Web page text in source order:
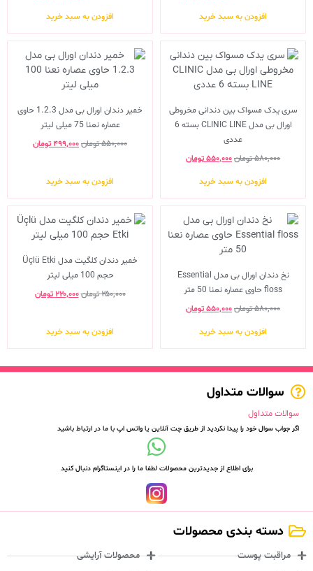
افزودن به سبد خرید افزودن به سبد خرید
سری یدک مسواک بین دندانی مخروطی
اورال بی مدل CLINIC LINE بسته 6
عددی
۵۸۰,۰۰۰تومان۵۵۰,۰۰۰تومان
افزودن به سبد خرید
خمیر دندان اورال بی مدل 1.2.3 حاوی
عصاره نعنا 75 میلی لیتر
۵۵۰,۰۰۰تومان۴۹۹,۰۰۰تومان
افزودن به سبد خرید
نخ دندان اورال بی مدل Essential
floss حاوی عصاره نعنا 50 متر
۵۸۰,۰۰۰تومان۵۵۰,۰۰۰تومان
افزودن به سبد خرید
خمیر دندان کلگیت مدل Üçlü Etki
حجم 100 میلی لیتر
۲۵۰,۰۰۰تومان۲۲۰,۰۰۰ تومان
افزودن به سبد خرید
سوالات متداول
سوالات متداول
اگر جواب سوال خود را پیدا نکردید از طریق چت آنلاین یا واتس اپ با ما در ارتباط باشید
برای اطلاع از جدیدترین محصولات لطفا ما را در اینستاگرام دنبال کنید
دسته بندی محصولات
مراقبت پوست
محصولات آرایشی